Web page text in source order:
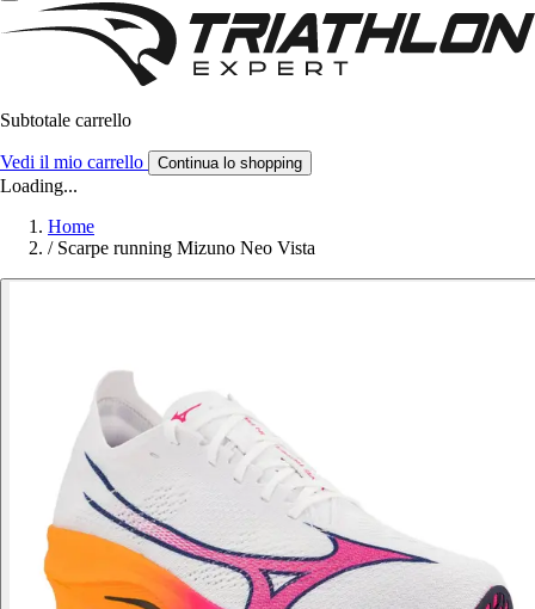
Subtotale carrello
Vedi il mio carrello Continua lo shopping
Loading...
Home
/ Scarpe running Mizuno Neo Vista